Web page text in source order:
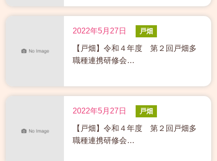
2022年5月27日 戸畑
【戸畑】令和４年度 第２回戸畑多
職種連携研修会…
2022年5月27日 戸畑
【戸畑】令和４年度 第２回戸畑多
職種連携研修会…